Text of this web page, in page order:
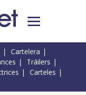
Cartelera
Tráilers
Carteles